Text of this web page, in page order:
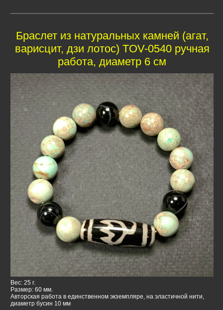
Браслет из натуральных камней (агат,
варисцит, дзи лотос) TOV-0540 ручная
работа, диаметр 6 см
Вес: 25 г.
Размер: 60 мм.
Авторская работа в единственном экземпляре, на эластичной нити,
диаметр бусин 10 мм